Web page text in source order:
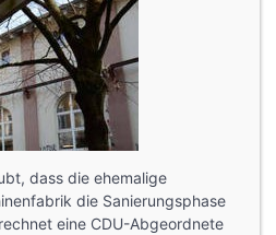
dass die ehemalige
die Sanierungsphase
eine CDU-Abgeordnete